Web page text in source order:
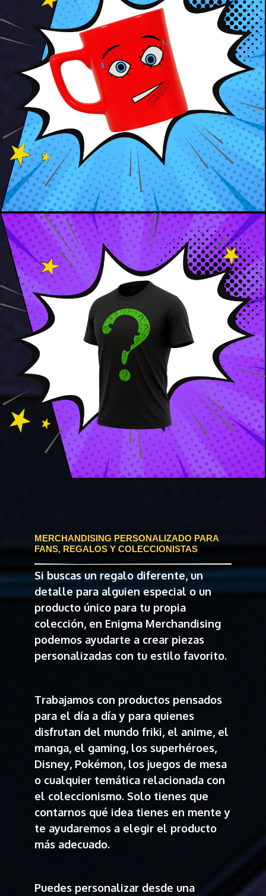
MERCHANDISING PERSONALIZADO PARA
FANS, REGALOS Y COLECCIONISTAS
Si buscas un regalo diferente, un
detalle para alguien especial o un
producto único para tu propia
colección, en Enigma Merchandising
podemos ayudarte a crear piezas
personalizadas con tu estilo favorito.
Trabajamos con productos pensados
para el día a día y para quienes
disfrutan del mundo friki, el anime, el
manga, el gaming, los superhéroes,
Disney, Pokémon, los juegos de mesa
o cualquier temática relacionada con
el coleccionismo. Solo tienes que
contarnos qué idea tienes en mente y
te ayudaremos a elegir el producto
más adecuado.
Puedes personalizar desde una